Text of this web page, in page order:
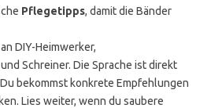
Pflegetipps, damit die Bänder
DIY-Heimwerker,
Schreiner. Die Sprache ist direkt
bekommst konkrete Empfehlungen
Lies weiter, wenn du saubere